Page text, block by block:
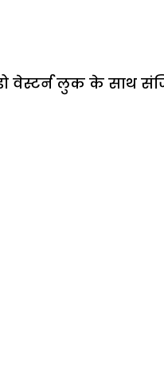
लुक के साथ